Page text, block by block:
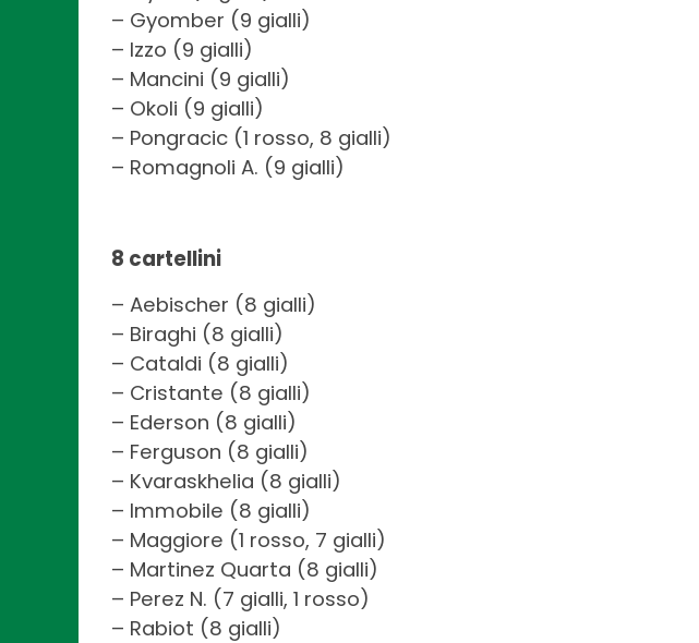
– Gyomber (9 gialli)
– Izzo (9 gialli)
– Mancini (9 gialli)
– Okoli (9 gialli)
– Pongracic (1 rosso, 8 gialli)
– Romagnoli A. (9 gialli)
8 cartellini
– Aebischer (8 gialli)
– Biraghi (8 gialli)
– Cataldi (8 gialli)
– Cristante (8 gialli)
– Ederson (8 gialli)
– Ferguson (8 gialli)
– Kvaraskhelia (8 gialli)
– Immobile (8 gialli)
– Maggiore (1 rosso, 7 gialli)
– Martinez Quarta (8 gialli)
– Perez N. (7 gialli, 1 rosso)
– Rabiot (8 gialli)